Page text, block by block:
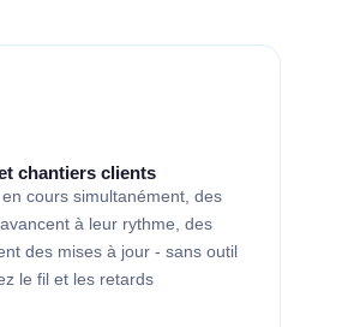
chantiers clients
cours simultanément, des
à leur rythme, des
des mises à jour - sans outil
le fil et les retards